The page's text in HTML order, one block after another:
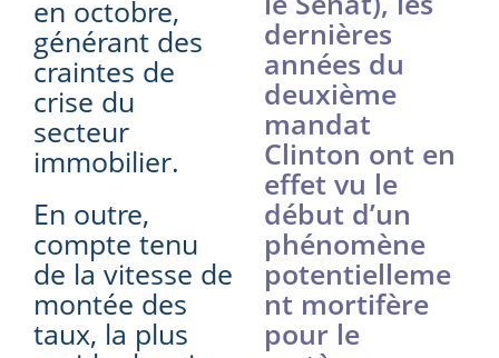
en octobre,
générant des
craintes de
crise du
secteur
immobilier.
En outre,
compte tenu
de la vitesse de
montée des
taux, la plus
dernières
années du
deuxième
mandat
Clinton ont en
effet vu le
début d’un
phénomène
potentielleme
nt mortifère
pour le